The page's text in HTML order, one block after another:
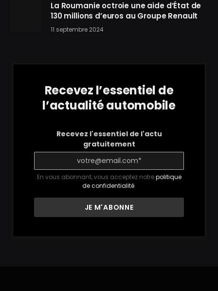
La Roumanie octroie une aide d’État de
130 millions d’euros au Groupe Renault
11 septembre 2024
Recevez l’essentiel de
l’actualité automobile
Recevez l'essentiel de l'actu
gratuitement
En vous abonnant, vous acceptez notrepolitique
de confidentialité.